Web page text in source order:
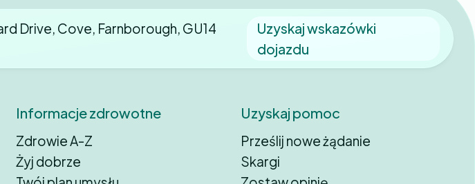
Drive, Cove, Farnborough, GU14
Uzyskaj wskazówki
dojazdu
Informacje zdrowotne
Zdrowie A-Z
Żyj dobrze
Uzyskaj pomoc
Prześlij nowe żądanie
Skargi